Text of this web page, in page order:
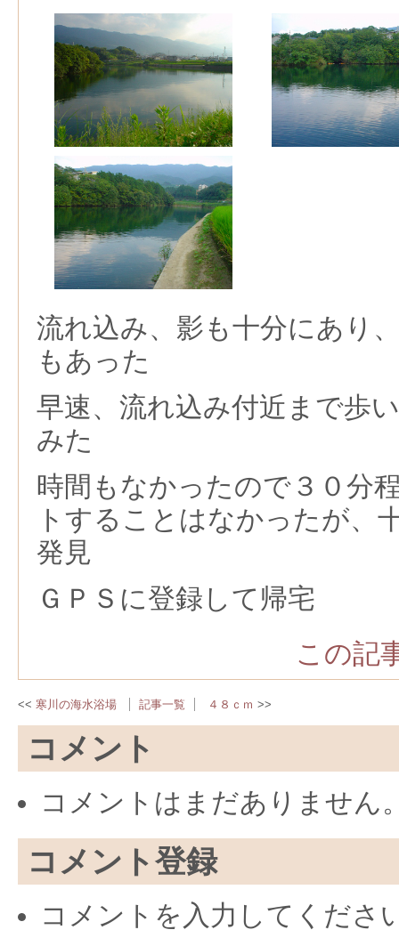
流れ込み、影も十分にあり
もあった
早速、流れ込み付近まで歩
みた
時間もなかったので３０分
トすることはなかったが、
発見
ＧＰＳに登録して帰宅
この記
寒川の海水浴場 記事一覧 ４８ｃｍ
コメント
コメントはまだありません
コメント登録
コメントを入力してくださ